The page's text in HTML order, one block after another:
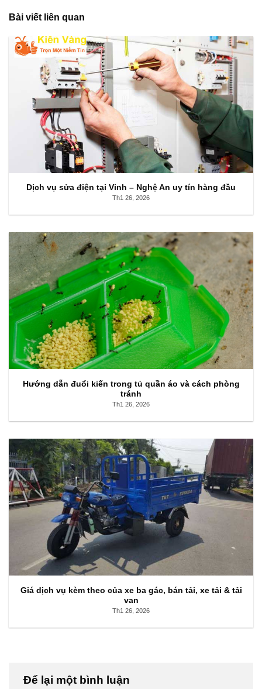
Bài viết liên quan
Dịch vụ sửa điện tại Vinh – Nghệ An uy tín hàng đầu
Th1 26, 2026
Hướng dẫn đuổi kiến trong tủ quần áo và cách phòng
tránh
Th1 26, 2026
Giá dịch vụ kèm theo của xe ba gác, bán tải, xe tải & tải
van
Th1 26, 2026
Để lại một bình luận